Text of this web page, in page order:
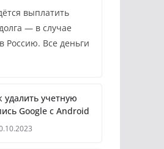
выплатить
— в случае
Россию. Все деньги
удалить учетную
Google с Android